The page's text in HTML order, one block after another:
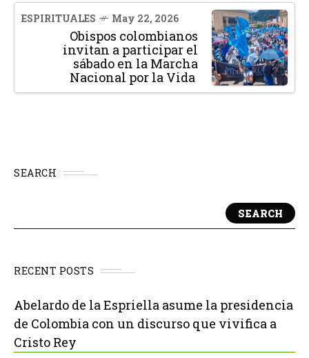
ESPIRITUALES May 22, 2026
Obispos colombianos
invitan a participar el
sábado en la Marcha
Nacional por la Vida
SEARCH
SEARCH
RECENT POSTS
Abelardo de la Espriella asume la presidencia
de Colombia con un discurso que vivifica a
Cristo Rey